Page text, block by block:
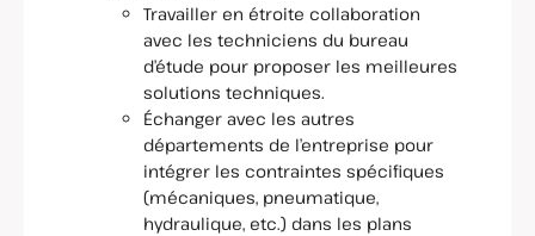
Travailler en étroite collaboration
avec les techniciens du bureau
d’étude pour proposer les meilleures
solutions techniques.
Échanger avec les autres
départements de l’entreprise pour
intégrer les contraintes spécifiques
(mécaniques, pneumatique,
hydraulique, etc.) dans les plans